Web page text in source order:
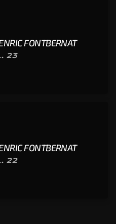
FONTBERNAT
23
FONTBERNAT
22